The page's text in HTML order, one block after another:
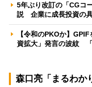
5年ぶり改訂の「CGコ
説 企業に成長投資の
【令和のPKOか】
資拡大」発言の波紋
森口亮「まるわか